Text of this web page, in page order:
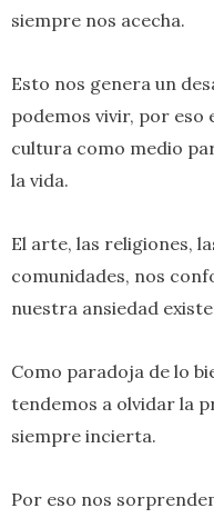
siempre nos acecha.
Esto nos genera un
podemos vivir, por eso
cultura como medio
la vida.
El arte, las religiones,
comunidades, nos
nuestra ansiedad
Como paradoja de lo
tendemos a olvidar la
siempre incierta.
Por eso nos